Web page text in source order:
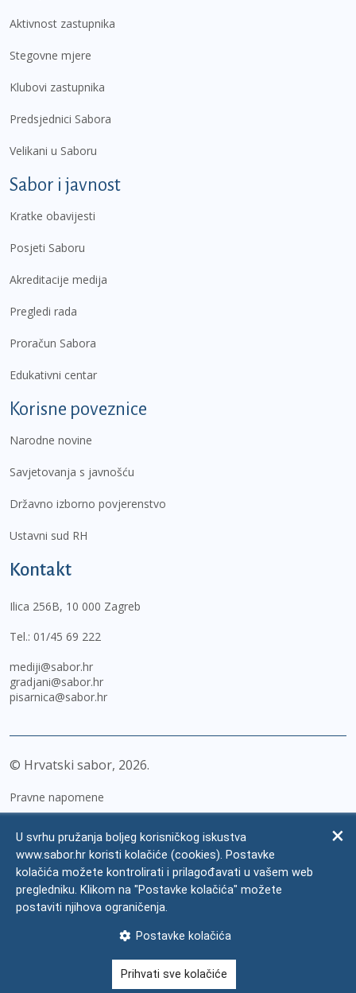
Aktivnost zastupnika
Stegovne mjere
Klubovi zastupnika
Predsjednici Sabora
Velikani u Saboru
Sabor i javnost
Kratke obavijesti
Posjeti Saboru
Akreditacije medija
Pregledi rada
Proračun Sabora
Edukativni centar
Korisne poveznice
Narodne novine
Savjetovanja s javnošću
Državno izborno povjerenstvo
Ustavni sud RH
Kontakt
Ilica 256B, 10 000 Zagreb
Tel.: 01/45 69 222
mediji@sabor.hr
gradjani@sabor.hr
pisarnica@sabor.hr
© Hrvatski sabor, 2026
Pravne napomene
Zaštita osobnih podataka
Impressum
Česta pitanja
U svrhu pružanja boljeg korisničkog iskustva
www.sabor.hr koristi kolačiće (cookies). Postavke
kolačića možete kontrolirati i prilagođavati u vašem web
pregledniku. Klikom na "Postavke kolačića" možete
postaviti njihova ograničenja.
Postavke kolačića
Prihvati sve kolačiće